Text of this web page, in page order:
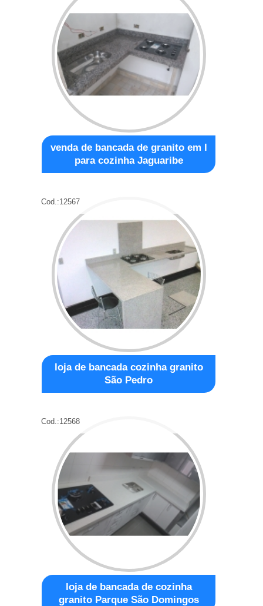
venda de bancada de granito em l
para cozinha Jaguaribe
Cod.:12567
loja de bancada cozinha granito
São Pedro
Cod.:12568
loja de bancada de cozinha
granito Parque São Domingos